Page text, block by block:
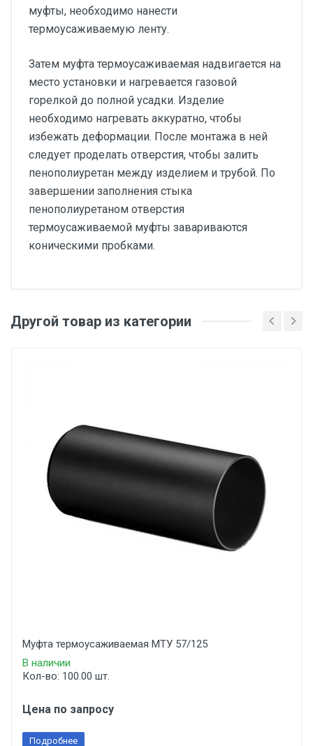
муфты, необходимо нанести
термоусаживаемую ленту.
Затем муфта термоусаживаемая надвигается на
место установки и нагревается газовой
горелкой до полной усадки. Изделие
необходимо нагревать аккуратно, чтобы
избежать деформации. После монтажа в ней
следует проделать отверстия, чтобы залить
пенополиуретан между изделием и трубой. По
завершении заполнения стыка
пенополиуретаном отверстия
термоусаживаемой муфты завариваются
коническими пробками.
Другой товар из категории
Муфта термоусаживаемая МТУ 57/125
В наличии
Кол-во: 100.00 шт.
Цена по запросу
Подробнее